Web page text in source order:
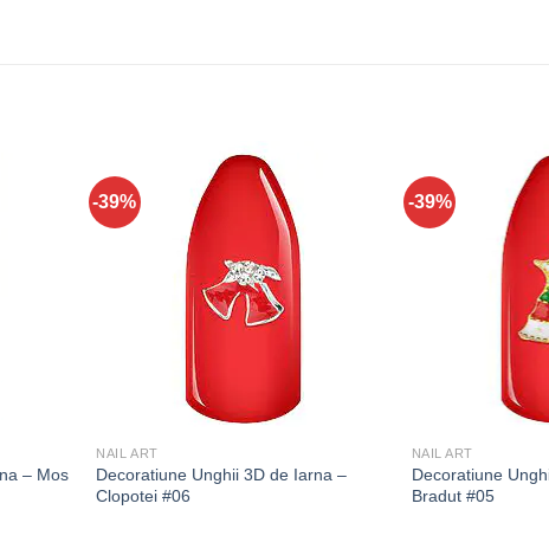
– Mos
-39%
NAIL ART
Decoratiune Unghii 3D de Iarna –
Clopotei #06
-39%
NAIL ART
Decoratiune
Bradut #05